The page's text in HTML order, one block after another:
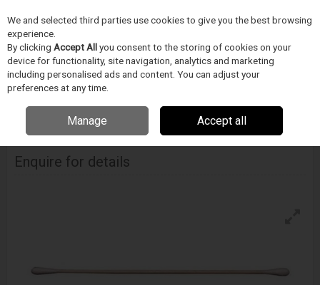
Skip to content
Menu
Home TISZTÍTÁS
ITW Techspray /Chemtronics/Texwipe
Techspray Cotton Swab
Enquire for details
We and selected third parties use cookies to give you the best browsing
experience.
By clicking Accept Allyou consent to the storing of cookies on your
device for functionality, site navigation, analytics and marketing
including personalised ads and content. You can adjust your
preferences at any time.
Manage Accept all